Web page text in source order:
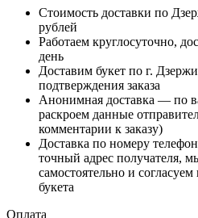
Стоимость доставки по
рублей
Работаем круглосуточно,
день
Доставим букет по г.
подтверждения заказа
Анонимная доставка — по
раскроем данные
комментарии к заказу)
Доставка по номеру
точный адрес получателя,
самостоятельно и
букета
Оплата